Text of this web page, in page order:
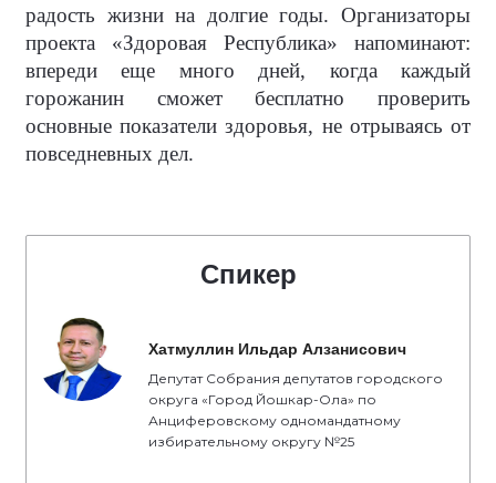
радость жизни на долгие годы. Организаторы
проекта «Здоровая Республика» напоминают:
впереди еще много дней, когда каждый
горожанин сможет бесплатно проверить
основные показатели здоровья, не отрываясь от
повседневных дел.
Спикер
Хатмуллин Ильдар Алзанисович
Депутат Собрания депутатов городского
округа «Город Йошкар-Ола» по
Анциферовскому одномандатному
избирательному округу №25